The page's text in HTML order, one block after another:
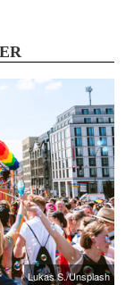
Lukas S./Unsplash